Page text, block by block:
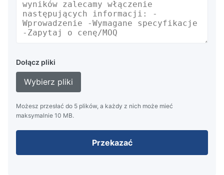
Dołącz pliki
Wybierz pliki
Możesz przesłać do 5 plików, a każdy z nich może mieć
maksymalnie 10 MB.
Przekazać